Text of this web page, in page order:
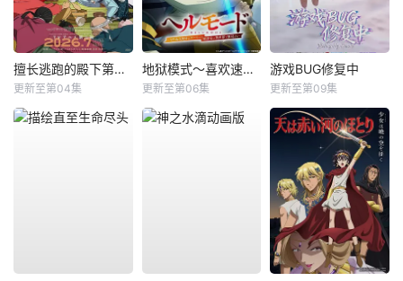
擅长逃跑的殿下第二季
更新至第04集
地狱模式～喜欢速通游戏的玩家在废设定异世界无双～第2季
更新至第06集
游戏BUG修复中
更新至第09集